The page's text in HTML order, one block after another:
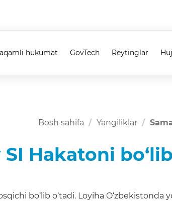
hukumat GovTech Reytinglar
Bosh sahifa Yangiliklar
Hakatoni
bo‘lib o‘tadi. Loyiha